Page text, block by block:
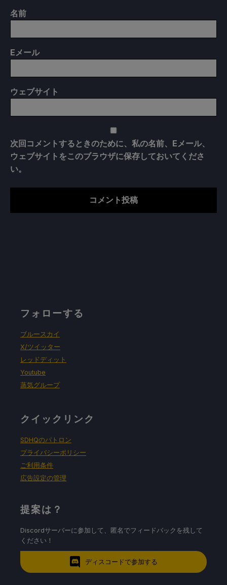
名前
Eメール
ウェブサイト
次回コメントするときのために、私の名前、Eメール、
ウェブサイトをこのブラウザに保存しておいてくださ
い。
フォローする
ブルースカイ
X/ツイッター
レッドディット
Youtube
蒸気グループ
クイックリンク
SDHQのパトロン
プライバシーポリシー
ご利用条件
広告設定の管理
提案は？
Discordサーバーに参加して、匿名でフィードバックを残して
ください！
ディスコードで参加する